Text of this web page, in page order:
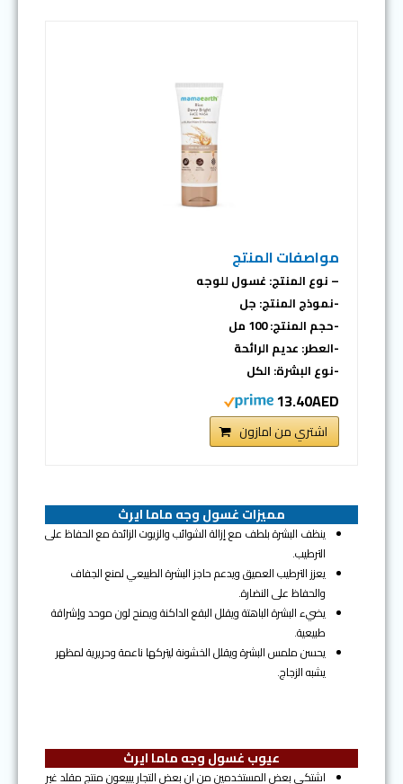
مواصفات المنتج
– نوع المنتج: غسول للوجه
-نموذج المنتج: جل
-حجم المنتج: 100 مل
-العطر: عديم الرائحة
-نوع البشرة: الكل
13.40AED
اشتري من امازون
مميزات غسول وجه ماما ايرث
ينظف البشرة بلطف مع إزالة الشوائب والزيوت الزائدة مع الحفاظ على
الترطيب.
يعزز الترطيب العميق ويدعم حاجز البشرة الطبيعي لمنع الجفاف
والحفاظ على النضارة.
يضيء البشرة الباهتة ويقلل البقع الداكنة ويمنح لون موحد وإشراقة
طبيعية.
يحسن ملمس البشرة ويقلل الخشونة ليتركها ناعمة وحريرية لمظهر
يشبه الزجاج.
عيوب غسول وجه ماما ايرث
اشتكي بعض المستخدمين من ان بعض التجار يبيعون منتج مقلد غير